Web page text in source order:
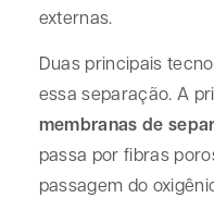
externas.
Duas principais
essa separação. A
membranas de
passa por fibras
passagem do